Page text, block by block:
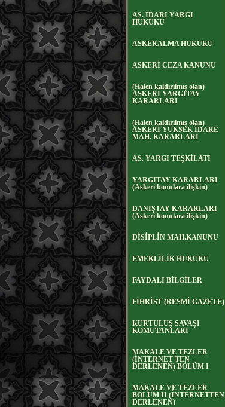
AS. İDARİ YARGI
HUKUKU
ASKERALMA HUKUKU
ASKERİ CEZA KANUNU
(Halen kaldırılmış olan)
ASKERİ YARGITAY
KARARLARI
(Halen kaldırılmış olan)
ASKERİ YÜKSEK İDARE
MAH. KARARLARI
AS. YARGI TEŞKİLATI
YARGITAY KARARLARI
(Askeri konulara ilişkin)
DANIŞTAY KARARLARI
(Askeri konulara ilişkin)
DİSİPLİN MAH.KANUNU
EMEKLİLİK HUKUKU
FAYDALI BİLGİLER
FİHRİST (RESMİ GAZETE)
KURTULUŞ SAVAŞI
KOMUTANLARI
MAKALE VE TEZLER
(İNTERNET'TEN
DERLENEN) BÖLÜM I
MAKALE VE TEZLER
BÖLÜM II (İNTERNETTEN
DERLENEN)